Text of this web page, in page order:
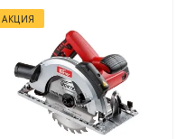
АКЦИЯ